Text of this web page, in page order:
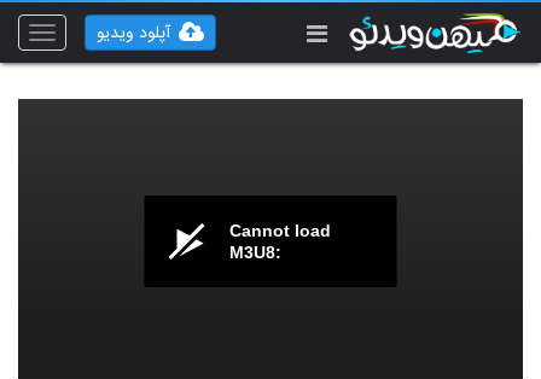
Toggle
آپلود ویدیو
Cannot load
M3U8: